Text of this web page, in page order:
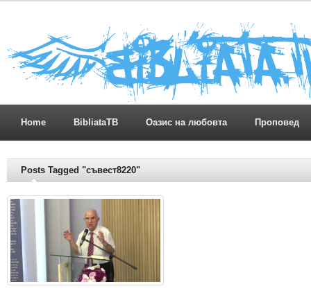
Home BibliataTB Оазис на любовта Проповед
Posts Tagged "съвест8220"